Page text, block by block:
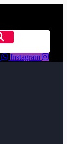
Instagram